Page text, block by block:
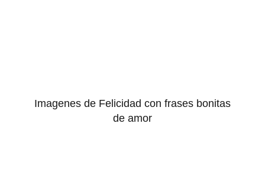
Imagenes de Felicidad con frases bonitas
de amor